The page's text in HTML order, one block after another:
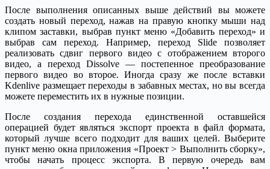
После выполнения описанных выше действий вы можете
создать новый переход, нажав на правую кнопку мыши над
клипом заставки, выбрав пункт меню «Добавить переход» и
выбрав сам переход. Например, переход Slide позволяет
реализовать сдвиг первого видео с отображением второго
видео, а переход Dissolve — постепенное преобразование
первого видео во второе. Иногда сразу же после вставки
Kdenlive размещает переходы в забавных местах, но вы всегда
можете переместить их в нужные позиции.
После создания перехода единственной оставшейся
операцией будет являться экспорт проекта в файл формата,
который лучше всего подходит для ваших целей. Выберите
пункт меню окна приложения «Проект > Выполнить сборку»,
чтобы начать процесс экспорта. В первую очередь вам